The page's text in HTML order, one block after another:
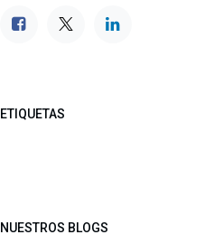
ETIQUETAS
NUESTROS BLOGS